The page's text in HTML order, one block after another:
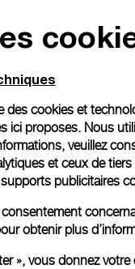
Un
des cookies et
ici proposes. Nous
veuillez
et ceux de
publicitaires
obtenir plus
», vous donnez